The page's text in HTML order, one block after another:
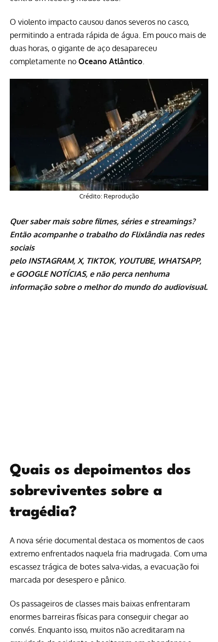
O violento impacto causou danos severos no casco,
permitindo a entrada rápida de água. Em pouco mais de
duas horas, o gigante de aço desapareceu
completamente no Oceano Atlântico
Crédito: Reprodução
Quer saber mais sobre filmes, sériese streamings?
Então acompanhe o trabalho do Flixlândianas redes
sociais
pelo INSTAGRAM, X, TIKTOK, YOUTUBE, WHATSAPP,
e GOOGLE NOTÍCIAS, e não perca nenhuma
informação sobre o melhor do mundo do audiovisual.
Quais os depoimentos dos
sobreviventes sobre a
tragédia?
A nova série documental destaca os momentos de caos
extremo enfrentados naquela fria madrugada. Com uma
escassez trágica de botes salva-vidas, a evacuação foi
marcada por desespero e pânico.
Os passageiros de classes mais baixas enfrentaram
enormes barreiras físicas para conseguir chegar ao
convés. Enquanto isso, muitos não acreditaram na